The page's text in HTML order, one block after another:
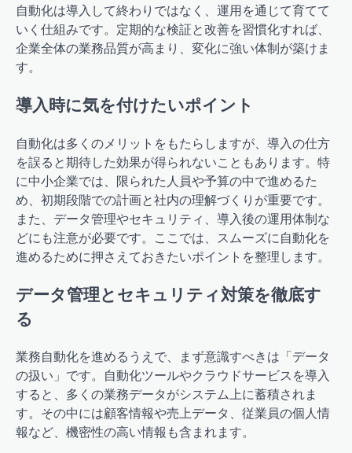
自動化は導入して終わりではなく、運用を通じて育てて
いく仕組みです。定期的な検証と改善を習慣化すれば、
企業全体の業務品質が高まり、変化に強い体制が築けま
す。
導入時に気を付けたいポイント
自動化は多くのメリットをもたらしますが、導入の仕方
を誤ると期待した効果が得られないこともあります。特
に中小企業では、限られた人員や予算の中で進めるた
め、初期段階での計画と社内の理解づくりが重要です。
また、データ管理やセキュリティ、導入後の運用体制な
どにも注意が必要です。ここでは、スムーズに自動化を
進めるために押さえておきたいポイントを整理します。
データ管理とセキュリティ対策を徹底す
る
業務自動化を進めるうえで、まず意識すべきは「データ
の扱い」です。自動化ツールやクラウドサービスを導入
すると、多くの業務データがシステム上に蓄積されま
す。その中には顧客情報や売上データ、従業員の個人情
報など、機密性の高い情報も含まれます。